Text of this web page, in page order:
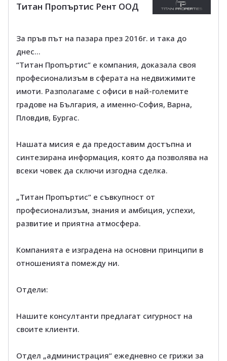
Титан Пропъртис Рент ООД
За пръв път на пазара през 2016г. и така до
днес…
“Титан Пропъртис“ е компания, доказала своя
професионализъм в сферата на недвижимите
имоти. Разполагаме с офиси в най-големите
градове на България, а именно-София, Варна,
Пловдив, Бургас.
Нашата мисия е да предоставим достъпна и
синтезирана информация, която да позволява на
всеки човек да сключи изгодна сделка.
„Титан Пропъртис“ е съвкупност от
професионализъм, знания и амбиция, успехи,
развитие и приятна атмосфера.
Компанията е изградена на основни принципи в
отношенията помежду ни.
Отдели:
Нашите консултанти предлагат сигурност на
своите клиенти.
Отдел „администрация“ ежедневно се грижи за